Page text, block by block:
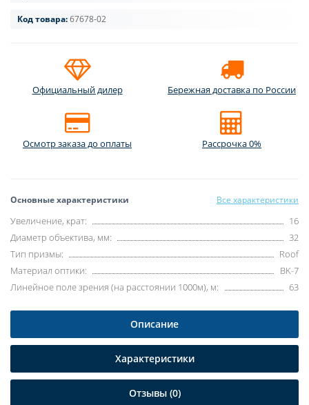
Код товара:67678-02
Официальный дилер Бережная доставка по России
Осмотр заказа до оплаты Рассрочка 0%
Основные характеристики Все характеристики
Увеличение, крат:
16
Диаметр объектива, мм:
32
Тип призмы:
Roof
Материал оптики:
BK-7
Линейное поле зрения (на расстоянии 1000м), м:
63
Описание
Характеристики
Отзывы (0)